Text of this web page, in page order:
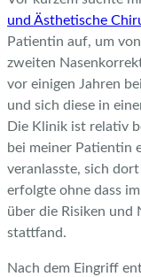
und Ästhetische
Patientin auf, um
zweiten
vor einigen Jahren
und sich diese in
Die Klinik ist relativ
bei meiner Patientin
veranlasste, sich
erfolgte ohne dass
über die Risiken und
stattfand.
Nach dem Eingriff